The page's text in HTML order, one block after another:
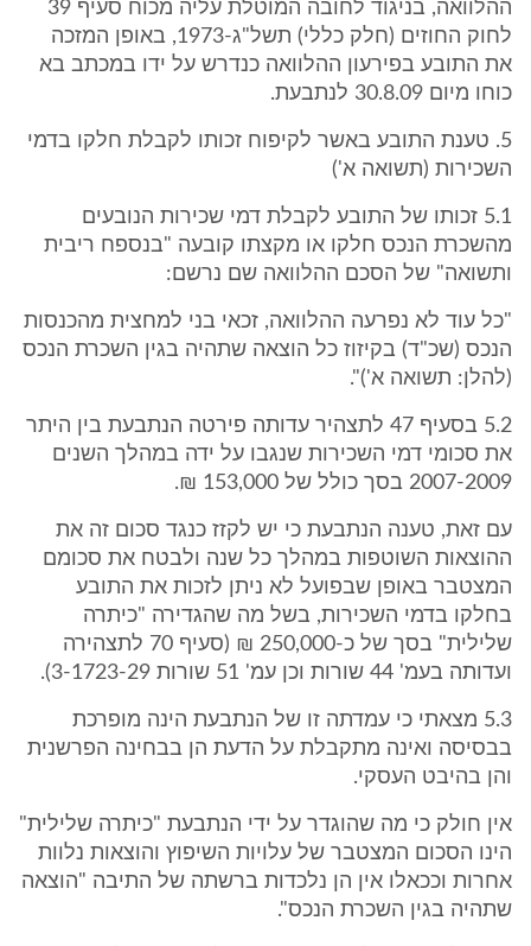
ההלוואה, בניגוד לחובה המוטלת עליה מכוח סעיף 39
לחוק החוזים (חלק כללי) תשל"ג-1973, באופן המזכה
את התובע בפירעון ההלוואה כנדרש על ידו במכתב בא
כוחו מיום 30.8.09 לנתבעת.
5. טענת התובע באשר לקיפוח זכותו לקבלת חלקו בדמי
השכירות (תשואה א')
5.1 זכותו של התובע לקבלת דמי שכירות הנובעים
מהשכרת הנכס חלקו או מקצתו קובעה "בנספח ריבית
ותשואה" של הסכם ההלוואה שם נרשם:
"כל עוד לא נפרעה ההלוואה, זכאי בני למחצית מהכנסות
הנכס (שכ"ד) בקיזוז כל הוצאה שתהיה בגין השכרת הנכס
(להלן: תשואה א')".
5.2 בסעיף 47 לתצהיר עדותה פירטה הנתבעת בין היתר
את סכומי דמי השכירות שנגבו על ידה במהלך השנים
2007-2009 בסך כולל של 153,000 ₪.
עם זאת, טענה הנתבעת כי יש לקזז כנגד סכום זה את
ההוצאות השוטפות במהלך כל שנה ולבטח את סכומם
המצטבר באופן שבפועל לא ניתן לזכות את התובע
בחלקו בדמי השכירות, בשל מה שהגדירה "כיתרה
שלילית" בסך של כ-250,000 ₪ (סעיף 70 לתצהירה
ועדותה בעמ' 44 שורות וכן עמ' 51 שורות 3-1723-29).
5.3 מצאתי כי עמדתה זו של הנתבעת הינה מופרכת
בבסיסה ואינה מתקבלת על הדעת הן בבחינה הפרשנית
והן בהיבט העסקי.
אין חולק כי מה שהוגדר על ידי הנתבעת "כיתרה שלילית"
הינו הסכום המצטבר של עלויות השיפוץ והוצאות נלוות
אחרות וככאלו אין הן נלכדות ברשתה של התיבה "הוצאה
שתהיה בגין השכרת הנכס".